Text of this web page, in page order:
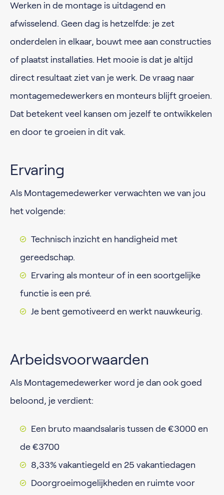
Werken in de montage is uitdagend en
afwisselend. Geen dag is hetzelfde: je zet
onderdelen in elkaar, bouwt mee aan constructies
of plaatst installaties. Het mooie is dat je altijd
direct resultaat ziet van je werk. De vraag naar
montagemedewerkers en monteurs blijft groeien.
Dat betekent veel kansen om jezelf te ontwikkelen
en door te groeien in dit vak.
Ervaring
Als Montagemedewerker verwachten we van jou
het volgende:
Technisch inzicht en handigheid met
gereedschap.
Ervaring als monteur of in een soortgelijke
functie is een pré.
Je bent gemotiveerd en werkt nauwkeurig.
Arbeidsvoorwaarden
Als Montagemedewerker word je dan ook goed
beloond, je verdient:
Een bruto maandsalaris tussen de €3000 en
de €3700
8,33% vakantiegeld en 25 vakantiedagen
Doorgroeimogelijkheden en ruimte voor